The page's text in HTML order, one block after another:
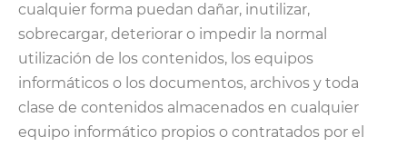
cualquier forma puedan dañar, inutilizar,
sobrecargar, deteriorar o impedir la normal
utilización de los contenidos, los equipos
informáticos o los documentos, archivos y toda
clase de contenidos almacenados en cualquier
equipo informático propios o contratados por el